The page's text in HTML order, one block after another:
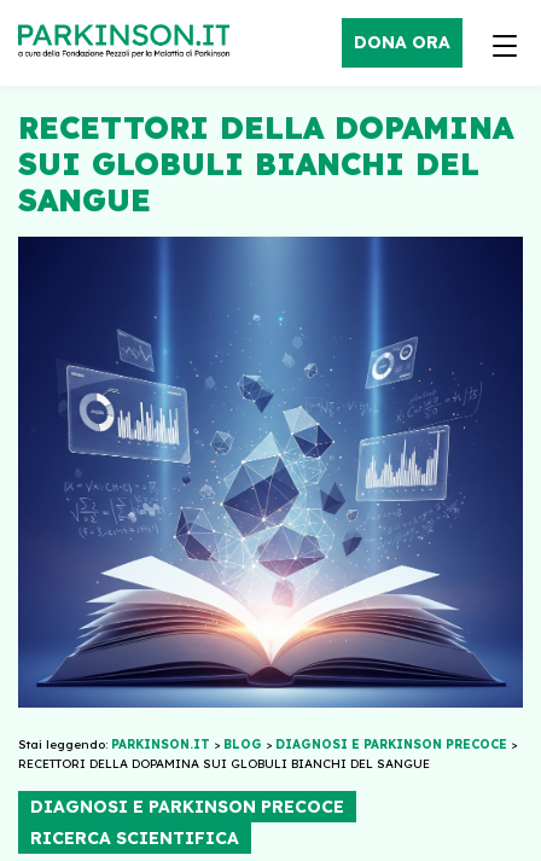
DONA ORA
RECETTORI DELLA DOPAMINA
SUI GLOBULI BIANCHI DEL
SANGUE
Stai leggendo: PARKINSON.IT > BLOG > DIAGNOSI E PARKINSON PRECOCE >
RECETTORI DELLA DOPAMINA SUI GLOBULI BIANCHI DEL SANGUE
DIAGNOSI E PARKINSON PRECOCE
RICERCA SCIENTIFICA